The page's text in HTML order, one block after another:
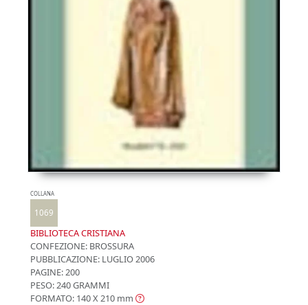
COLLANA
1069
BIBLIOTECA CRISTIANA
CONFEZIONE: BROSSURA
PUBBLICAZIONE: LUGLIO 2006
PAGINE: 200
PESO: 240 GRAMMI
FORMATO: 140 X 210 mm